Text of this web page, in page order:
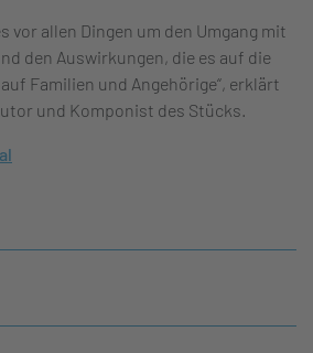
vor allen Dingen um den Umgang mit
den Auswirkungen, die es auf die
Familien und Angehörige“, erklärt
und Komponist des Stücks.